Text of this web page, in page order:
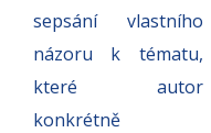
sepsání vlastního
názoru k tématu,
které autor
konkrétně